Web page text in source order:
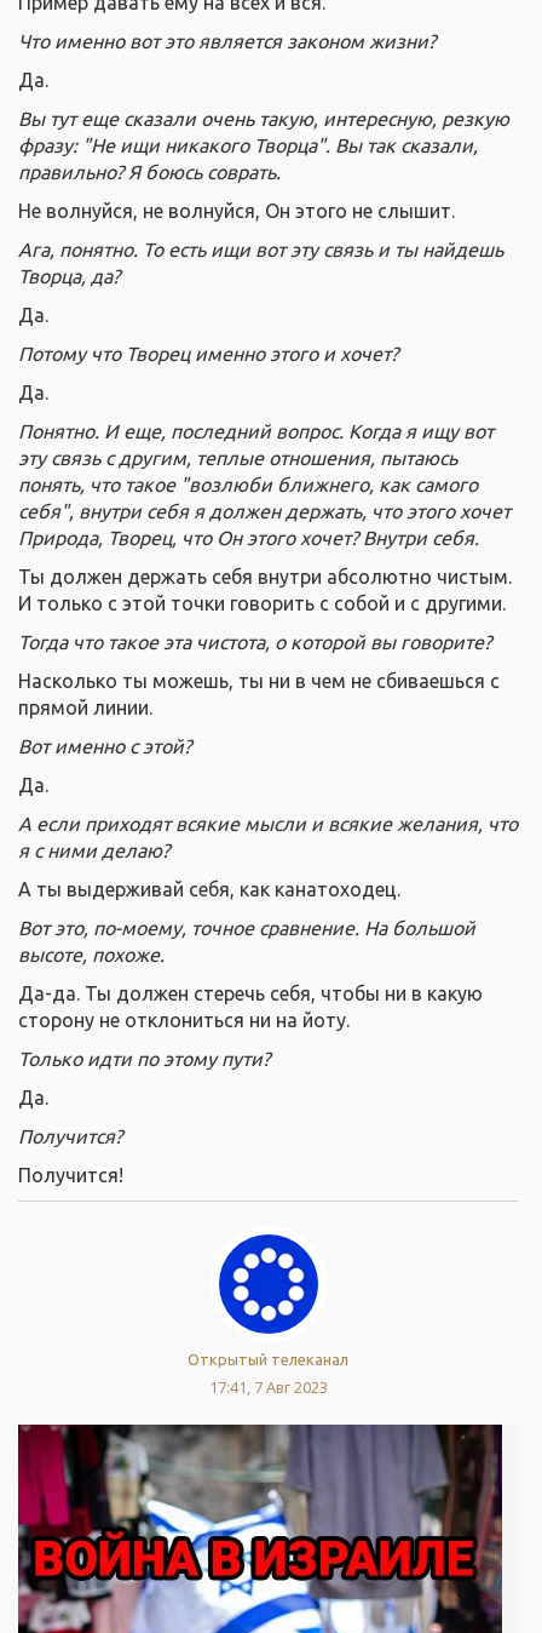
Что именно вот это является законом жизни?
Да.
Вы тут еще сказали очень такую, интересную, резкую
фразу: "Не ищи никакого Творца". Вы так сказали,
правильно? Я боюсь соврать.
Не волнуйся, не волнуйся, Он этого не слышит.
Ага, понятно. То есть ищи вот эту связь и ты найдешь
Творца, да?
Да.
Потому что Творец именно этого и хочет?
Да.
Понятно. И еще, последний вопрос. Когда я ищу вот
эту связь с другим, теплые отношения, пытаюсь
понять, что такое "возлюби ближнего, как самого
себя", внутри себя я должен держать, что этого хочет
Природа, Творец, что Он этого хочет? Внутри себя.
Ты должен держать себя внутри абсолютно чистым.
И только с этой точки говорить с собой и с другими.
Тогда что такое эта чистота, о которой вы говорите?
Насколько ты можешь, ты ни в чем не сбиваешься с
прямой линии.
Вот именно с этой?
Да.
А если приходят всякие мысли и всякие желания, что
я с ними делаю?
А ты выдерживай себя, как канатоходец.
Вот это, по-моему, точное сравнение. На большой
высоте, похоже.
Да-да. Ты должен стеречь себя, чтобы ни в какую
сторону не отклониться ни на йоту.
Только идти по этому пути?
Да.
Получится?
Получится!
Открытый телеканал
17:41, 7 Авг 2023